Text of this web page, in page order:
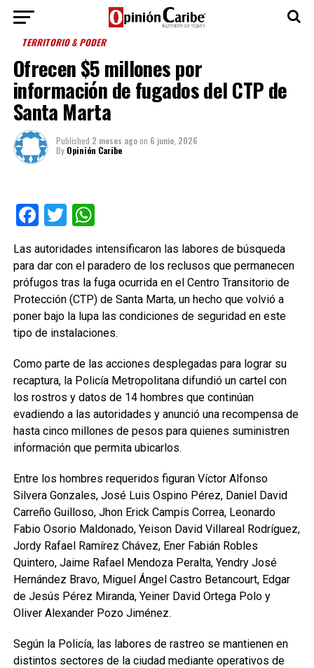
TERRITORIO & PODER
Ofrecen $5 millones por
información de fugados del CTP de
Santa Marta
Published 2 meses agoon 6 junio, 2026
By Opinión Caribe
Facebook
TwitterWhatsApp
Las autoridades intensificaron las labores de búsqueda
para dar con el paradero de los reclusos que permanecen
prófugos tras la fuga ocurrida en el Centro Transitorio de
Protección (CTP) de Santa Marta, un hecho que volvió a
poner bajo la lupa las condiciones de seguridad en este
tipo de instalaciones.
Como parte de las acciones desplegadas para lograr su
recaptura, la Policía Metropolitana difundió un cartel con
los rostros y datos de 14 hombres que continúan
evadiendo a las autoridades y anunció una recompensa de
hasta cinco millones de pesos para quienes suministren
información que permita ubicarlos.
Entre los hombres requeridos figuran Víctor Alfonso
Silvera Gonzales, José Luis Ospino Pérez, Daniel David
Carreño Guilloso, Jhon Erick Campis Correa, Leonardo
Fabio Osorio Maldonado, Yeison David Villareal Rodríguez,
Jordy Rafael Ramírez Chávez, Ener Fabián Robles
Quintero, Jaime Rafael Mendoza Peralta, Yendry José
Hernández Bravo, Miguel Ángel Castro Betancourt, Edgar
de Jesús Pérez Miranda, Yeiner David Ortega Polo y
Oliver Alexander Pozo Jiménez.
Según la Policía, las labores de rastreo se mantienen en
distintos sectores de la ciudad mediante operativos de